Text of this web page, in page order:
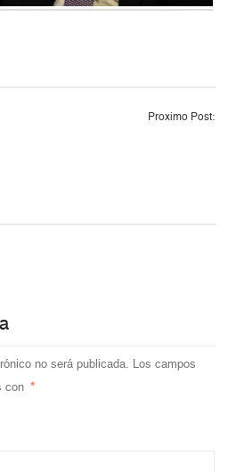
Proximo Post:
no será publicada. Los campos
con *